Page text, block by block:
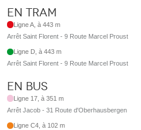
En tram
Ligne A, à 443 m
Arrêt Saint Florent - 9 Route Marcel Proust
Ligne D, à 443 m
Arrêt Saint Florent - 9 Route Marcel Proust
En bus
Ligne 17, à 351 m
Arrêt Jacob - 31 Route d'Oberhausbergen
Ligne C4, à 102 m